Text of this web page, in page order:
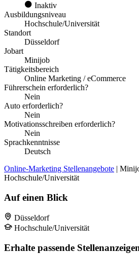
Inaktiv
Ausbildungsniveau
Hochschule/Universität
Standort
Düsseldorf
Jobart
Minijob
Tätigkeitsbereich
Online Marketing / eCommerce
Führerschein erforderlich?
Nein
Auto erforderlich?
Nein
Motivationsschreiben erforderlich?
Nein
Sprachkenntnisse
Deutsch
Online-Marketing Stellenangebote |
Hochschule/Universität
Auf einen Blick
Düsseldorf
Hochschule/Universität
Erhalte passende